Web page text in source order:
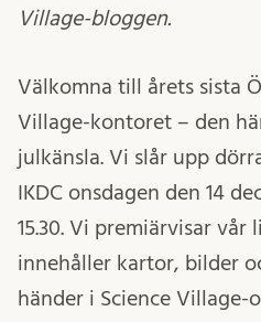
Village-bloggen.
Välkomna till årets sista
Village-kontoret – den
julkänsla. Vi slår upp
IKDC onsdagen den 14
15.30. Vi premiärvisar
innehåller kartor, bilder
händer i Science Village-